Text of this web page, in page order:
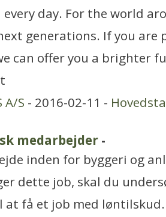
day. For the world
generations. If you are
can offer you a brighter
A/S - 2016-02-11 -
medarbejder -
inden for byggeri og
dette job, skal du
få et job med løntilskud.